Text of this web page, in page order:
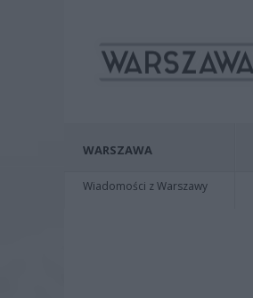
WARSZAWA
Wiadomości z Warszawy